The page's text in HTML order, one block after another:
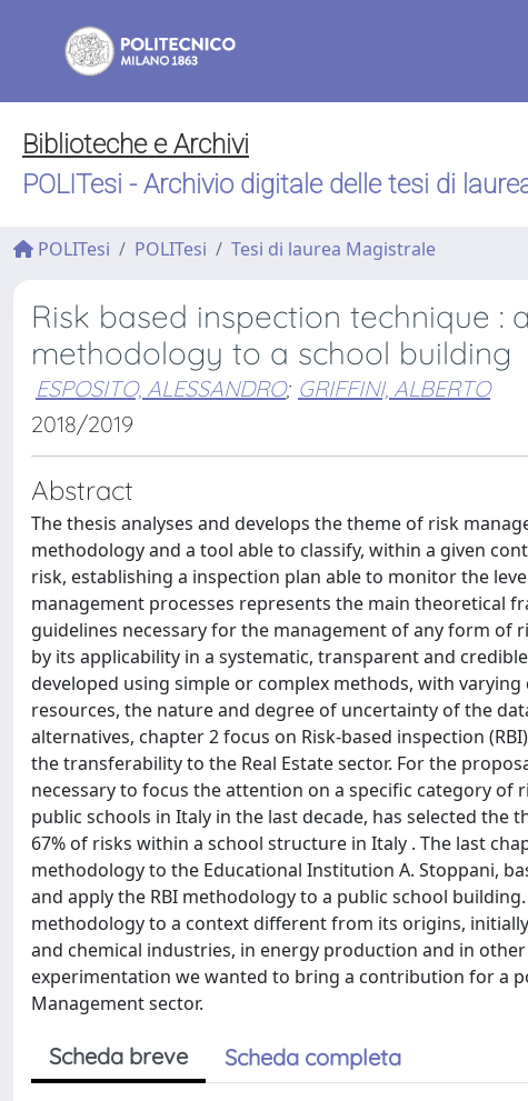
Biblioteche e Archivi
POLITesi - Archivio digitale delle tesi di
POLITesi POLITesi Tesi di laurea Magistrale
Risk based inspection technique
methodology to a school building
ESPOSITO, ALESSANDRO; GRIFFINI, ALBERTO
2018/2019
Abstract
The thesis analyses and develops the theme of risk
methodology and a tool able to classify, within a given
risk, establishing a inspection plan able to monitor the
management processes represents the main theoretical
guidelines necessary for the management of any form of
by its applicability in a systematic, transparent and
developed using simple or complex methods, with
resources, the nature and degree of uncertainty of the
alternatives, chapter 2 focus on Risk-based inspection
the transferability to the Real Estate sector. For the
necessary to focus the attention on a specific category of
public schools in Italy in the last decade, has selected
67% of risks within a school structure in Italy . The last
methodology to the Educational Institution A. Stoppani,
and apply the RBI methodology to a public school
methodology to a context different from its origins,
and chemical industries, in energy production and in
experimentation we wanted to bring a contribution for a
Management sector.
Scheda breve Scheda completa